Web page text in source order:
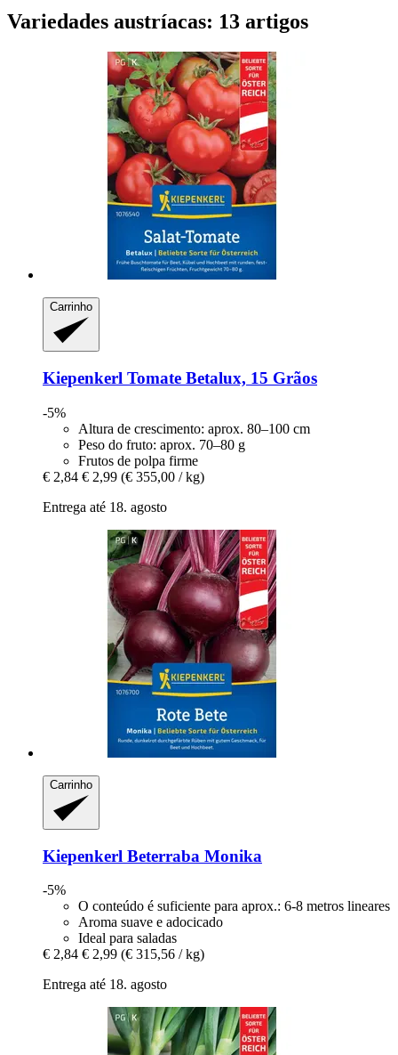
Variedades austríacas: 13 artigos
Carrinho
Kiepenkerl Tomate Betalux, 15 Grãos
-5%
Altura de crescimento: aprox. 80–100 cm
Peso do fruto: aprox. 70–80 g
Frutos de polpa firme
€ 2,84 € 2,99 (€ 355,00 / kg)
Entrega até 18. agosto
Carrinho
Kiepenkerl Beterraba Monika
-5%
O conteúdo é suficiente para aprox.: 6-8 metros lineares
Aroma suave e adocicado
Ideal para saladas
€ 2,84 € 2,99 (€ 315,56 / kg)
Entrega até 18. agosto